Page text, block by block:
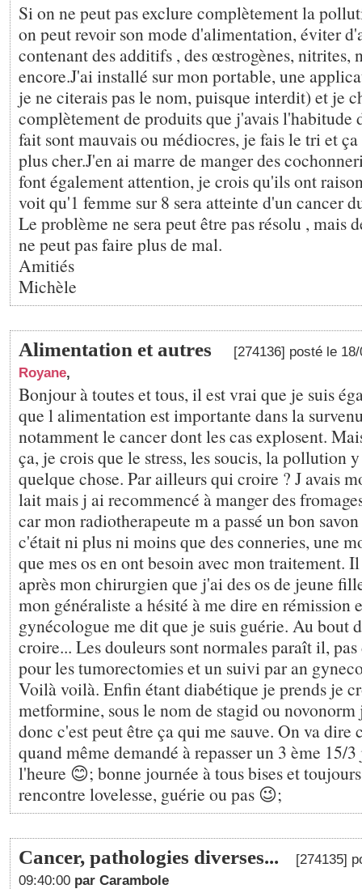
Si on ne peut pas exclure complètement la
on peut revoir son mode d'alimentation, éviter
contenant des additifs , des œstrogènes, nitrites,
encore.J'ai installé sur mon portable, une
je ne citerais pas le nom, puisque interdit) et je
complètement de produits que j'avais l'habitude
fait sont mauvais ou médiocres, je fais le tri et
plus cher.J'en ai marre de manger des
font également attention, je crois qu'ils ont
voit qu'1 femme sur 8 sera atteinte d'un cancer
Le problème ne sera peut être pas résolu , mais
ne peut pas faire plus de mal.
Amitiés
Michèle
Alimentation et autres
[274136] posté le
Royane,
Bonjour à toutes et tous, il est vrai que je suis
que l alimentation est importante dans la
notamment le cancer dont les cas explosent.
ça, je crois que le stress, les soucis, la pollution
quelque chose. Par ailleurs qui croire ? J avais
lait mais j ai recommencé à manger des
car mon radiotherapeute m a passé un bon
c'était ni plus ni moins que des conneries, une
que mes os en ont besoin avec mon traitement.
après mon chirurgien que j'ai des os de jeune
mon généraliste a hésité à me dire en rémission
gynécologue me dit que je suis guérie. Au bout
croire... Les douleurs sont normales paraît il,
pour les tumorectomies et un suivi par an
Voilà voilà. Enfin étant diabétique je prends je
metformine, sous le nom de stagid ou novonorm
donc c'est peut être ça qui me sauve. On va dire
quand même demandé à repasser un 3 ème 15/
l'heure 😊; bonne journée à tous bises et
rencontre lovelesse, guérie ou pas 😉;
Cancer, pathologies diverses...
[274135]
09:40:00 par Carambole